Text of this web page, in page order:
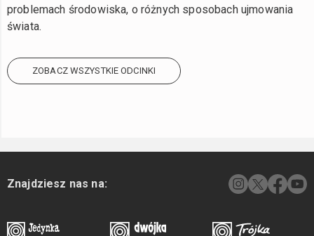
problemach środowiska, o różnych sposobach ujmowania
świata.
ZOBACZ WSZYSTKIE ODCINKI
Znajdziesz nas na: